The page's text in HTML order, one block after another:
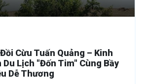
Cừu Tuấn Quảng – Kinh
Du Lịch "Đốn Tim" Cùng Bầy
Dễ Thương